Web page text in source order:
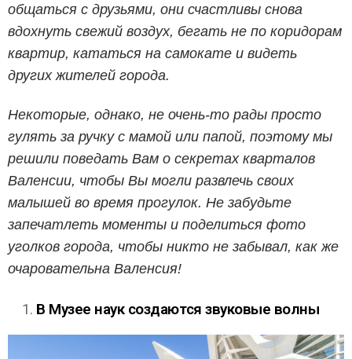
общаться с друзьями, они счастливы снова
вдохнуть свежий воздух, бегать не по коридорам
квартир, кататься на самокате и видеть
других жителей города.
Некоторые, однако, не очень-то рады просто
гулять за ручку с мамой или папой, поэтому мы
решили поведать Вам о секретах кварталов
Валенсии, чтобы Вы могли развлечь своих
малышей во время прогулок. Не забудьте
запечатлеть моменты и поделиться фото
уголков города, чтобы никто не забывал, как же
очаровательна Валенсия!
В Музее наук создаются звуковые волны